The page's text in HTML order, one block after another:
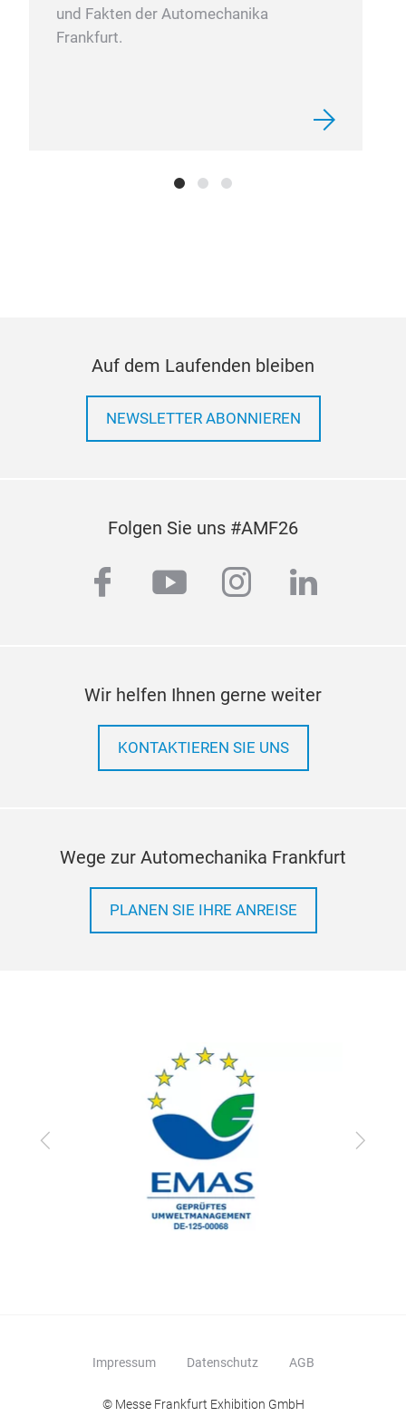
und Fakten der Automechanika
Frankfurt.
Auf dem Laufenden bleiben
NEWSLETTER ABONNIEREN
Folgen Sie uns #AMF26
facebook
youtubeinstagram
linkedin
Wir helfen Ihnen gerne weiter
KONTAKTIEREN SIE UNS
Wege zur Automechanika Frankfurt
PLANEN SIE IHRE ANREISE
Zurück Vor
Impressum Datenschutz AGB
© Messe Frankfurt Exhibition GmbH